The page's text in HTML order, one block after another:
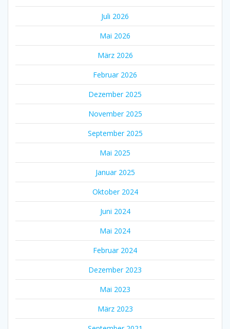
Juli 2026
Mai 2026
März 2026
Februar 2026
Dezember 2025
November 2025
September 2025
Mai 2025
Januar 2025
Oktober 2024
Juni 2024
Mai 2024
Februar 2024
Dezember 2023
Mai 2023
März 2023